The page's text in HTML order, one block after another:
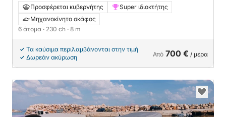
Προσφέρεται κυβερνήτης
Super ιδιοκτήτης
Μηχανοκίνητο σκάφος
6 άτομα · 230 ch · 8 m
Τα καύσιμα περιλαμβάνονται στην τιμή
Δωρεάν ακύρωση
Από 700 € / μέρα